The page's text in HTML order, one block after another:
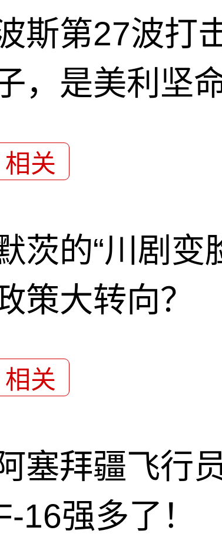
斯第27波打
，是美利坚
相关
茨的“川剧变
策大转向？
相关
塞拜疆飞行
16强多了！